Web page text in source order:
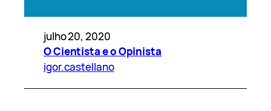
julho 20, 2020
O Cientista e o Opinista
igor.castellano